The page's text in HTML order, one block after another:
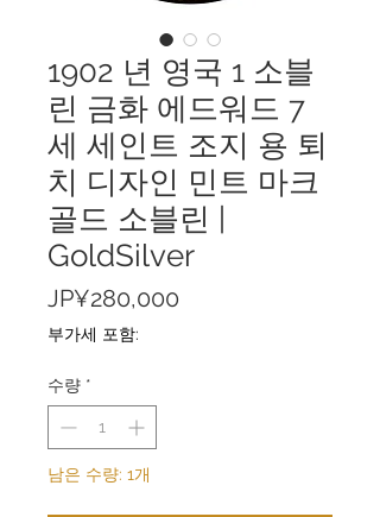
1902 년 영국 1 소블
린 금화 에드워드 7
세 세인트 조지 용 퇴
치 디자인 민트 마크
골드 소블린 |
GoldSilver
JP¥280,000
부가세 포함:
수량 *
남은 수량: 1개